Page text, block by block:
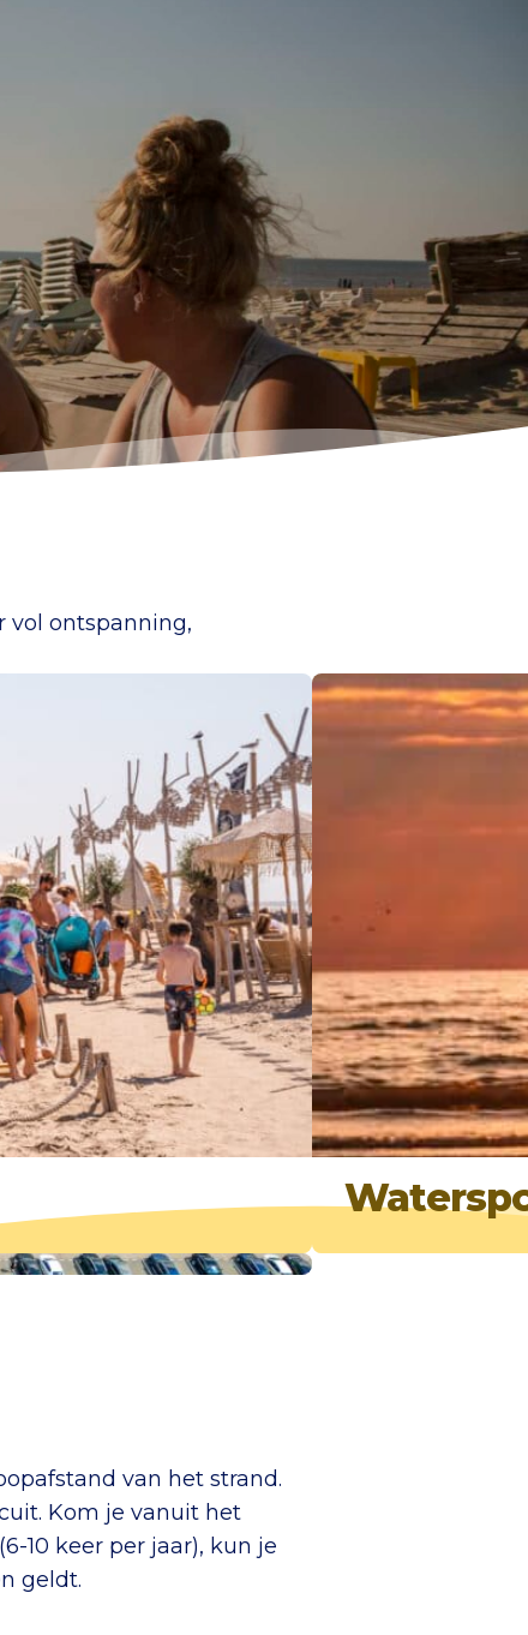
vol ontspanning,
van het strand.
Kom je vanuit het
10 keer per jaar), kun je
geldt.